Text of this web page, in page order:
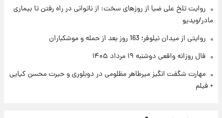
روایت تلخ علی ضیا از روزهای سخت: از ناتوانی در راه رفتن تا بیماری
مادر/ویدیو
روایتی از میدان نیلوفر؛ 163 روز بعد از حمله و موشکباران
فال روزانه واقعی دوشنبه ۱۹ مرداد ۱۴۰۵
مهارت شگفت انگیز میرطاهر مظلومی در دوبلوری و حیرت محسن کیایی
+ فیلم